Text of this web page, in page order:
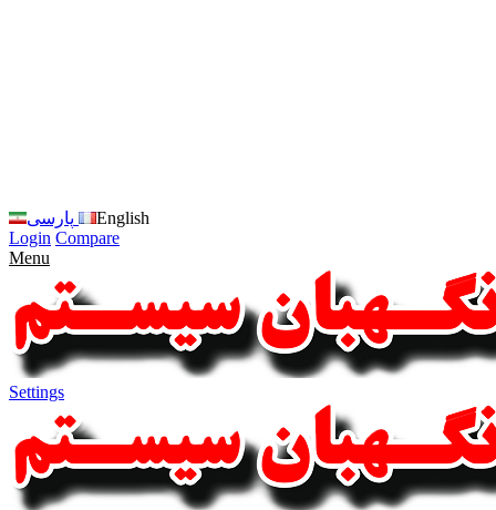
پارسی
English
Login Compare
Menu
Settings